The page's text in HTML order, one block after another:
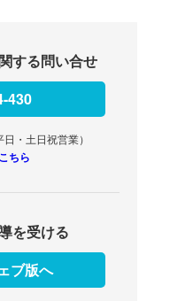
する問い合せ
430
・土日祝営業）
こちら
を受ける
ブ版へ